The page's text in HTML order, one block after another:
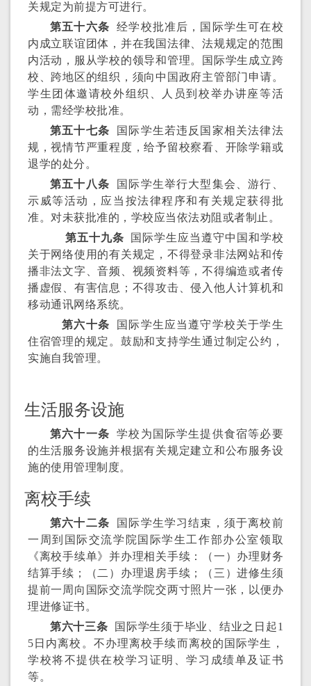
关规定为前提方可进行。
第五十六条 经学校批准后，国际学生可在校
内成立联谊团体，并在我国法律、法规规定的范围
内活动，服从学校的领导和管理。国际学生成立跨
校、跨地区的组织，须向中国政府主管部门申请。
学生团体邀请校外组织、人员到校举办讲座等活
动，需经学校批准。
第五十七条 国际学生若违反国家相关法律法
规，视情节严重程度，给予留校察看、开除学籍或
退学的处分。
第五十八条
国际学生举行大型集会、游行、
示威等活动，应当按法律程序和有关规定获得批
准。对未获批准的，学校应当依法劝阻或者制止。
第五十九条 国际学生应当遵守中国和学校
关于网络使用的有关规定，不得登录非法网站和传
播非法文字、音频、视频资料等，不得编造或者传
播虚假、有害信息；不得攻击、侵入他人计算机和
移动通讯网络系统。
第六十条
国际学生应当遵守学校关于学生
住宿管理的规定。鼓励和支持学生通过制定公约，
实施自我管理。
生活服务设施
第六十一条学校为国际学生提供食宿等必要
的生活服务设施并根据有关规定建立和公布服务设
施的使用管理制度。
离校手续
第六十二条 国际学生学习结束，须于离校前
一周到国际交流学院国际学生工作部办公室领取
《离校手续单》并办理相关手续：（一）办理财务
结算手续；（二）办理退房手续；（三）进修生须
提前一周向国际交流学院交两寸照片一张，以便办
理进修证书。
第六十三条 国际学生须于毕业、结业之日起1
5日内离校。不办理离校手续而离校的国际学生，
学校将不提供在校学习证明、学习成绩单及证书
等。